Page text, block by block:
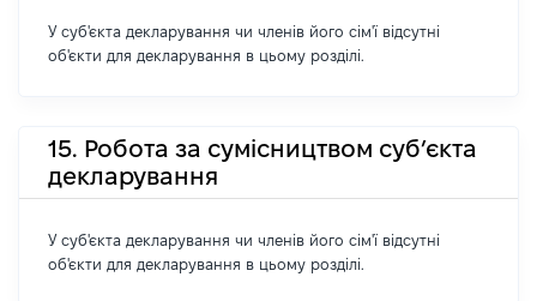
У суб'єкта декларування чи членів його сім'ї відсутні
об'єкти для декларування в цьому розділі.
15. Робота за сумісництвом суб’єкта
декларування
У суб'єкта декларування чи членів його сім'ї відсутні
об'єкти для декларування в цьому розділі.